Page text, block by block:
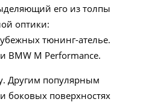
его из толпы
оптики:
тюнинг-ателье.
BMW M Performance.
Другим популярным
боковых поверхностях